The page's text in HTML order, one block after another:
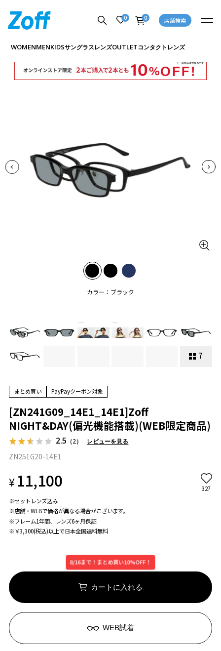
0 0 店舗検索
WOMENMENKIDSサングラスレンズOUTLETコンタクトレンズ
カラー：ブラック
7
商品詳細ページへ
まとめ買い PayPayクーポン対象
[ZN241G09_14E1_14E1]Zoff
NIGHT&DAY(偏光機能搭載)(WEB限定商品)
2.5 （2） レビューを見る
ZN251G20-14E1
¥11,100
327
※セットレンズ込み
※店舗・WEBで価格が異なる場合がこざいます。
※フレーム1年間、レンズ6ヶ月保証
※￥3,300(税込)以上で日本全国送料無料
8/16まで！まとめ買い10%OFF！
カートに入れる
WEB試着